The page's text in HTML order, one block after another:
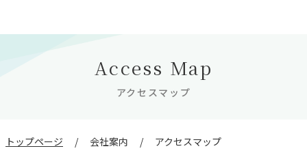
Access Map
アクセスマップ
トップページ 会社案内 アクセスマップ